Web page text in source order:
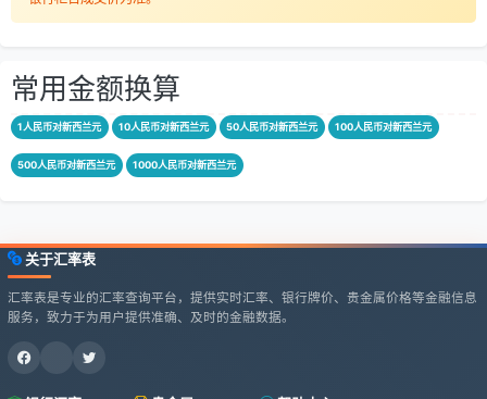
常用金额换算
1人民币对新西兰元 10人民币对新西兰元 50人民币对新西兰元 100人民币对新西兰元
500人民币对新西兰元 1000人民币对新西兰元
关于汇率表
汇率表是专业的汇率查询平台，提供实时汇率、银行牌价、贵金属价格等金融信息
服务，致力于为用户提供准确、及时的金融数据。